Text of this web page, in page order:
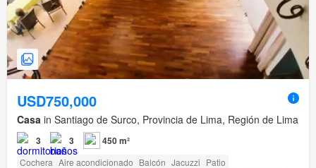
USD750,000
Casa in Santiago de Surco, Provincia de Lima, Región de Lima
3 3 450 m²
Cochera Aire acondicionado Balcón Jacuzzi Patio